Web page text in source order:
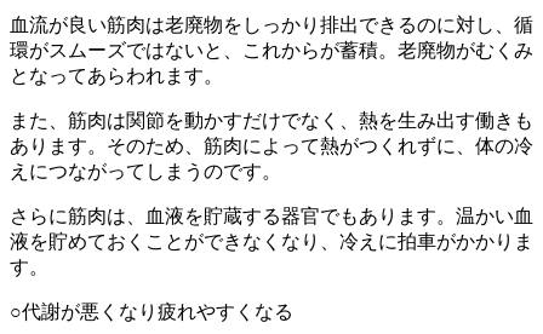
血流が良い筋肉は老廃物をしっかり排出できるのに対し、循
環がスムーズではないと、これからが蓄積。老廃物がむくみ
となってあらわれます。
また、筋肉は関節を動かすだけでなく、熱を生み出す働きも
あります。そのため、筋肉によって熱がつくれずに、体の冷
えにつながってしまうのです。
さらに筋肉は、血液を貯蔵する器官でもあります。温かい血
液を貯めておくことができなくなり、冷えに拍車がかかりま
す。
○代謝が悪くなり疲れやすくなる